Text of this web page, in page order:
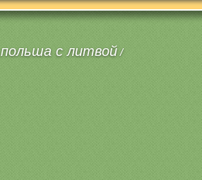
польша с литвой/